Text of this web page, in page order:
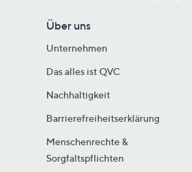
Über uns
Unternehmen
Das alles ist QVC
Nachhaltigkeit
Barrierefreiheitserklärung
Menschenrechte &
Sorgfaltspflichten